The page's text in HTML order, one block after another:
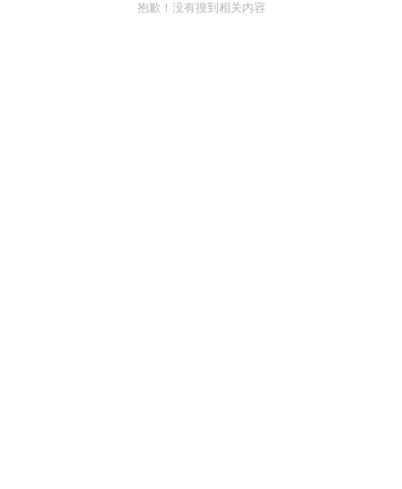
抱歉！没有搜到相关内容